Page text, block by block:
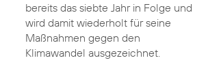
bereits das siebte Jahr in Folge und
wird damit wiederholt für seine
Maßnahmen gegen den
Klimawandel ausgezeichnet.